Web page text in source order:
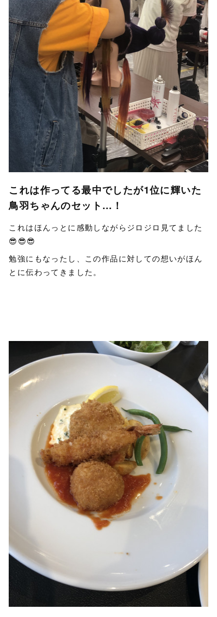
これは作ってる最中でしたが1位に輝いた
鳥羽ちゃんのセット…！
これはほんっとに感動しながらジロジロ見てました
😎😎😎
勉強にもなったし、この作品に対しての想いがほん
とに伝わってきました。